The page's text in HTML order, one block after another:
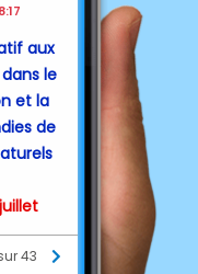
aux
dans le
et la
de
43